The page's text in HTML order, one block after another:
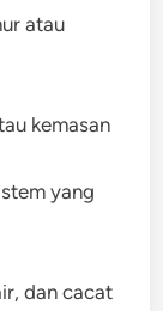
atau
kemasan
yang
dan cacat